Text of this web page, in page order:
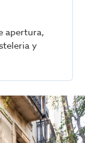
apertura,
y